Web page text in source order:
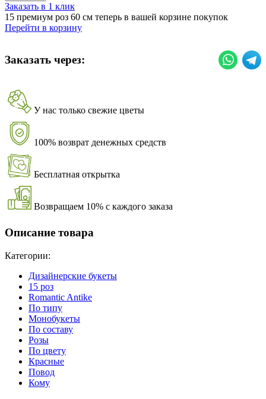
Заказать в 1 клик
15 премиум роз 60 см теперь в вашей корзине покупок
Перейти в корзину
Заказать через:
У нас только свежие цветы
100% возврат денежных средств
Бесплатная открытка
Возвращаем 10% с каждого заказа
Описание товара
Категории:
Дизайнерские букеты
15 роз
Romantic Antike
По типу
Монобукеты
По составу
Розы
По цвету
Красные
Повод
Кому